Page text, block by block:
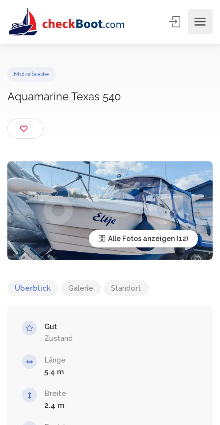
Aquamarine Texas 540
Alle Fotos anzeigen
Überblick Galerie Standort
Gut
Zustand
Länge
5.4
Breite
2.4